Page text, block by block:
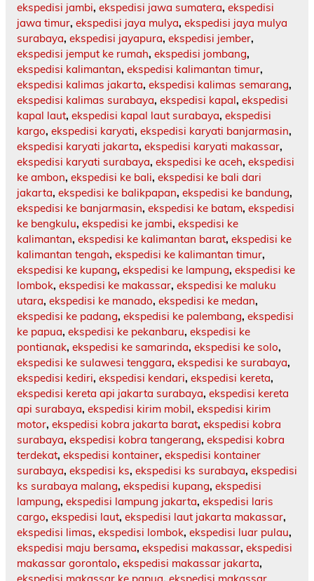
ekspedisi jambi, ekspedisi jawa sumatera, ekspedisi
jawa timur, ekspedisi jaya mulya, ekspedisi jaya mulya
surabaya, ekspedisi jayapura, ekspedisi jember,
ekspedisi jemput ke rumah, ekspedisi jombang,
ekspedisi kalimantan, ekspedisi kalimantan timur,
ekspedisi kalimas jakarta, ekspedisi kalimas semarang,
ekspedisi kalimas surabaya, ekspedisi kapal, ekspedisi
kapal laut, ekspedisi kapal laut surabaya, ekspedisi
kargo, ekspedisi karyati, ekspedisi karyati banjarmasin,
ekspedisi karyati jakarta, ekspedisi karyati makassar,
ekspedisi karyati surabaya, ekspedisi ke aceh, ekspedisi
ke ambon, ekspedisi ke bali, ekspedisi ke bali dari
jakarta, ekspedisi ke balikpapan, ekspedisi ke bandung,
ekspedisi ke banjarmasin, ekspedisi ke batam, ekspedisi
ke bengkulu, ekspedisi ke jambi, ekspedisi ke
kalimantan, ekspedisi ke kalimantan barat, ekspedisi ke
kalimantan tengah, ekspedisi ke kalimantan timur,
ekspedisi ke kupang, ekspedisi ke lampung, ekspedisi ke
lombok, ekspedisi ke makassar, ekspedisi ke maluku
utara, ekspedisi ke manado, ekspedisi ke medan,
ekspedisi ke padang, ekspedisi ke palembang, ekspedisi
ke papua, ekspedisi ke pekanbaru, ekspedisi ke
pontianak, ekspedisi ke samarinda, ekspedisi ke solo,
ekspedisi ke sulawesi tenggara, ekspedisi ke surabaya,
ekspedisi kediri, ekspedisi kendari, ekspedisi kereta,
ekspedisi kereta api jakarta surabaya, ekspedisi kereta
api surabaya, ekspedisi kirim mobil, ekspedisi kirim
motor, ekspedisi kobra jakarta barat, ekspedisi kobra
surabaya, ekspedisi kobra tangerang, ekspedisi kobra
terdekat, ekspedisi kontainer, ekspedisi kontainer
surabaya, ekspedisi ks, ekspedisi ks surabaya, ekspedisi
ks surabaya malang, ekspedisi kupang, ekspedisi
lampung, ekspedisi lampung jakarta, ekspedisi laris
cargo, ekspedisi laut, ekspedisi laut jakarta makassar,
ekspedisi limas, ekspedisi lombok, ekspedisi luar pulau,
ekspedisi maju bersama, ekspedisi makassar, ekspedisi
makassar gorontalo, ekspedisi makassar jakarta,